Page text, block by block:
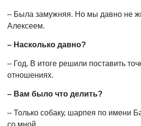
– Была замужняя. Но мы давно не
Алексеем.
– Насколько давно?
– Год. В итоге решили поставить
отношениях.
– Вам было что делить?
– Только собаку, шарпея по имени
со мной.